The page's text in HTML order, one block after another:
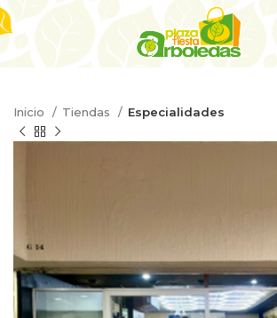
Inicio Tiendas Especialidades